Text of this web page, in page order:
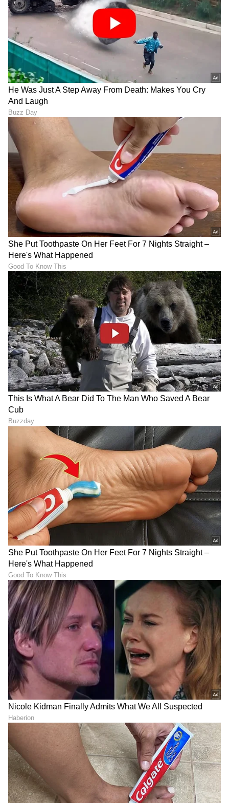
ಯಾರಿಗೆ ಮತದಾನ ಹಕ್ಕು ಇರೋದಿಲ್ಲವೋ ಅವರಿಗೆ
ಸರ್ಕಾರದ ಸೌಲಭ್ಯ ಸಿಗಲ್ಲ. ಈಗಾಗಲೇ ಪಶ್ಚಿಮ ಬಂಗಾಳದಲ್ಲಿ
ಮತ ಹಕ್ಕು ಇಲ್ಲದವರಿಗೆ ಅಕ್ಕಿ ಕೊಡಲ್ಲ ಅಂತ ಆದೇಶ
ಮಾಡಿದ್ದಾರೆ. ನಮ್ಮ ರಾಜ್ಯದಲ್ಲೂ ಯಾರಾದರೂ ಮತದಾನದ
ಹಕ್ಕು ಕಳೆದುಕೊಂಡರೆ ಗೃಹಲಕ್ಷ್ಮಿ, ಗೃಹಜ್ಯೋತಿ ಸೇರಿದಂತೆ
ಪಂಚ ಗ್ಯಾರಂಟಿಗಳು, ಸರ್ಕಾರಿ ಮನೆ, ನಿವೇಶನ ಸೇರಿದಂತೆ
ಸರ್ಕಾರದಿಂದ ದೊರೆಯುವ ಯಾವುದೇ ಸೌಲಭ್ಯ ಪಡೆಯಲು
ಸಮಸ್ಯೆ ಆಗಲಿದೆ.
- ಡಿ.ಕೆ. ಶಿವಕುಮಾರ್‌ ಸಿಎಂ